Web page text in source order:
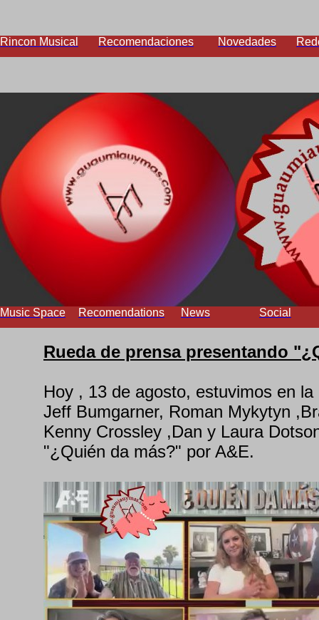
Rincon Musical Recomendaciones Novedades
Music Space Recomendations News Social
Rueda de prensa presentando
Hoy , 13 de agosto, estuvimos en
Jeff Bumgarner, Roman Mykytyn
Kenny Crossley ,Dan y Laura
"¿Quién da más?" por A&E.